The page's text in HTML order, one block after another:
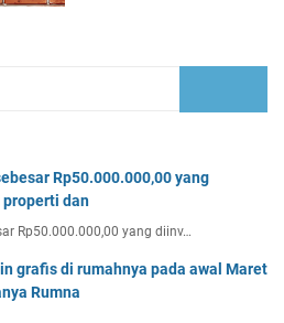
Rp50.000.000,00 yang
dan
Rp50.000.000,00 yang diinv…
grafis di rumahnya pada awal Maret
Rumna